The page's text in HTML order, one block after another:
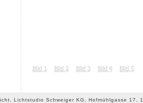
Lichtstudio Schweiger KG, Hofmühlgasse